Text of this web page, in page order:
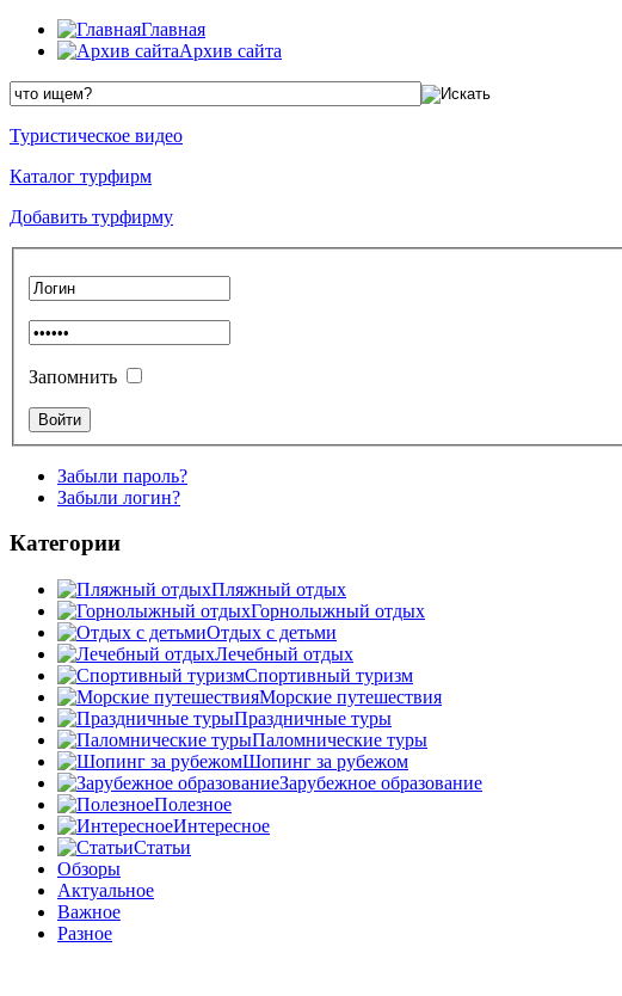
Главная
Архив сайта
Туристическое видео
Каталог турфирм
Добавить турфирму
Запомнить
Забыли пароль?
Забыли логин?
Категории
Пляжный отдых
Горнолыжный отдых
Отдых с детьми
Лечебный отдых
Спортивный туризм
Морские путешествия
Праздничные туры
Паломнические туры
Шопинг за рубежом
Зарубежное образование
Полезное
Интересное
Статьи
Обзоры
Актуальное
Важное
Разное